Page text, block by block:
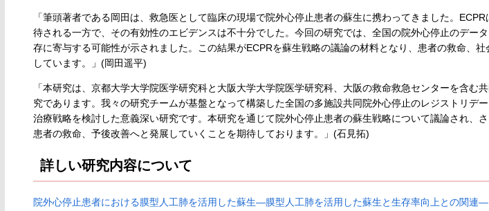
「筆頭著者である岡田は、救急医として臨床の現場で院外心停止患者の蘇生に携わってきました。
待される一方で、その有効性のエビデンスは不十分でした。今回の研究では、全国の院外心停止のデー
存に寄与する可能性が示されました。この結果がECPRを蘇生戦略の議論の材料となり、患者の救命、
しています。」(岡田遥平)
「本研究は、京都大学大学院医学研究科と大阪大学大学院医学研究科、大阪の救命救急センターを含む
究であります。我々の研究チームが基盤となって構築した全国の多施設共同院外心停止のレジストリデ
治療戦略を検討した意義深い研究です。本研究を通じて院外心停止患者の蘇生戦略について議論され、
患者の救命、予後改善へと発展していくことを期待しております。」(石見拓)
詳しい研究内容について
院外心停止患者における膜型人工肺を活用した蘇生―膜型人工肺を活用した蘇生と生存率向上との関連―